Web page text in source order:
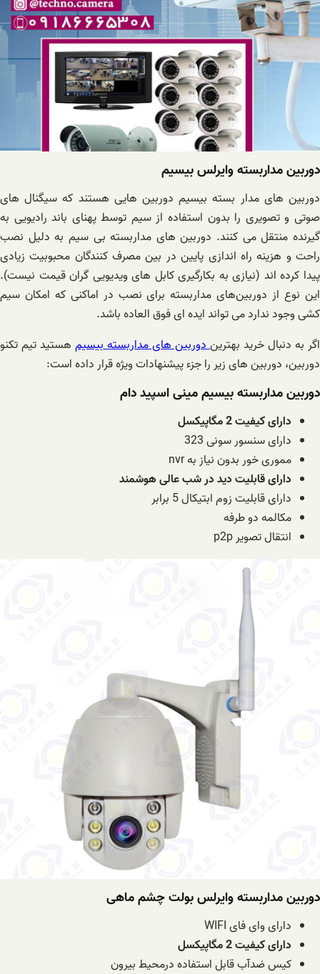
دوربین مداربسته وایرلس بیسیم
دوربین های مدار بسته بیسیم دوربین هایی هستند که سیگنال های
صوتی و تصویری را بدون استفاده از سیم توسط پهنای باند رادیویی به
گیرنده منتقل می کنند. دوربین های مداربسته بی سیم به دلیل نصب
راحت و هزینه راه اندازی پایین در بین مصرف کنندگان محبوبیت زیادی
پیدا کرده اند (نیازی به بکارگیری کابل های ویدیویی گران قیمت نیست).
این نوع از دوربین‌های مداربسته برای نصب در اماکنی که امکان سیم
کشی وجود ندارد می تواند ایده ای فوق العاده باشد.
اگر به دنبال خرید بهتریندوربین های مداربسته بیسیم هستید تیم تکنو
دوربین، دوربین های زیر را جزء پیشنهادات ویژه قرار داده است:
دوربین مداربسته بیسیم مینی اسپید دام
دارای کیفیت 2 مگاپیکسل
دارای سنسور سونی 323
مموری خور بدون نیاز به nvr
دارای قابلیت دید در شب عالی هوشمند
دارای قابلیت زوم ابتیکال 5 برابر
مکالمه دو طرفه
انتقال تصویر p2p
دوربین مداربسته وایرلس بولت چشم ماهی
دارای وای فای WIFI
دارای کیفیت 2 مگاپیکسل
کیس ضدآب قابل استفاده درمحیط بیرون